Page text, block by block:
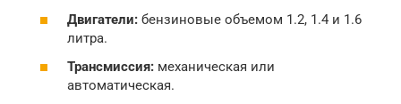
Двигатели: бензиновые объемом 1.2, 1.4 и 1.6
литра.
Трансмиссия: механическая или
автоматическая.